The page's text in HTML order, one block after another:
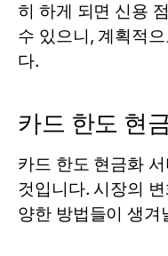
히 하게 되면 신용
수 있으니, 계획적
다.
카드 한도 현
카드 한도 현금화
것입니다. 시장의
양한 방법들이 생겨